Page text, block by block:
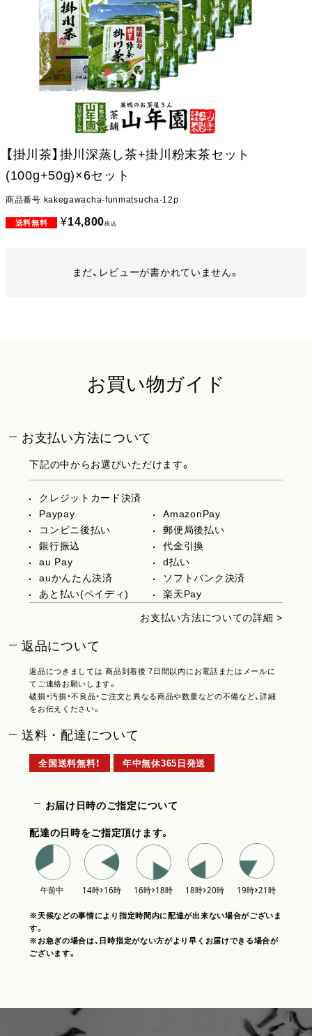
【掛川茶】掛川深蒸し茶+掛川粉末茶セット
(100g+50g)×6セット
商品番号 kakegawacha-funmatsucha-12p
¥14,800税込
まだ、レビューが書かれていません。
お買い物ガイド
お支払い方法について
下記の中からお選びいただけます。
クレジットカード決済
Paypay
AmazonPay
コンビニ後払い
郵便局後払い
銀行振込
代金引換
au Pay
d払い
auかんたん決済
ソフトバンク決済
あと払い(ペイディ)
楽天Pay
お支払い方法についての詳細 >
返品について
返品につきましては 商品到着後 7日間以内にお電話またはメールに
てご連絡お願いします。
破損・汚損・不良品・ご注文と異なる商品や数量などの不備など、詳細
をお伝えください。
送料・配達について
全国送料無料！ 年中無休365日発送
お届け日時のご指定について
配達の日時をご指定頂けます。
※天候などの事情により指定時間内に配達が出来ない場合がございま
す。
※お急ぎの場合は、日時指定がない方がより早くお届けできる場合が
ございます。